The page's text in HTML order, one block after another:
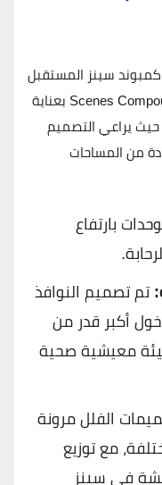
سينز المستقبل
Scenes بعناية
حيث يراعي التصميم
من المساحات
بارتفاع
تم تصميم النوافذ
أكبر قدر من
معيشية صحية
الفلل مرونة
مع توزيع
في سينز